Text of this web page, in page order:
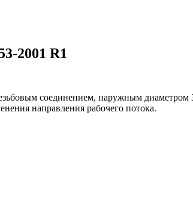
2001 R1
соединением, наружным
направления рабочего потока.